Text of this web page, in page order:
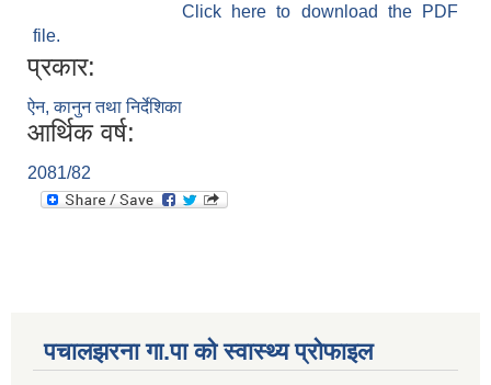
Click here to download the PDF
file.
प्रकार:
ऐन, कानुन तथा निर्देशिका
आर्थिक वर्ष:
2081/82
पचालझरना गा.पा को स्वास्थ्य प्रोफाइल